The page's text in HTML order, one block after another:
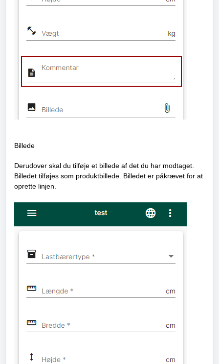
Billede
Derudover skal du tilføje et billede af det du har modtaget.
Billedet tilføjes som produktbillede. Billedet er påkrævet for at
oprette linjen.